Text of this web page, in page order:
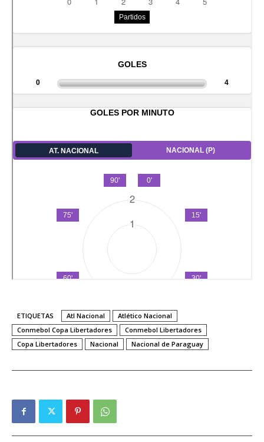
ETIQUETAS Atl Nacional
Atlético Nacional
Conmebol Copa Libertadores
Conmebol Libertadores
Copa Libertadores
Nacional Nacional de Paraguay